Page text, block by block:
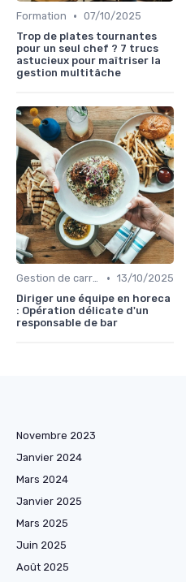
Formation • 07/10/2025
Trop de plates tournantes
pour un seul chef ? 7 trucs
astucieux pour maîtriser la
gestion multitâche
Gestion de carrière • 13/10/2025
Diriger une équipe en horeca
: Opération délicate d'un
responsable de bar
Novembre 2023
Janvier 2024
Mars 2024
Janvier 2025
Mars 2025
Juin 2025
Août 2025